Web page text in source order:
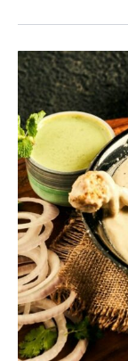
Sauce
au
poivre